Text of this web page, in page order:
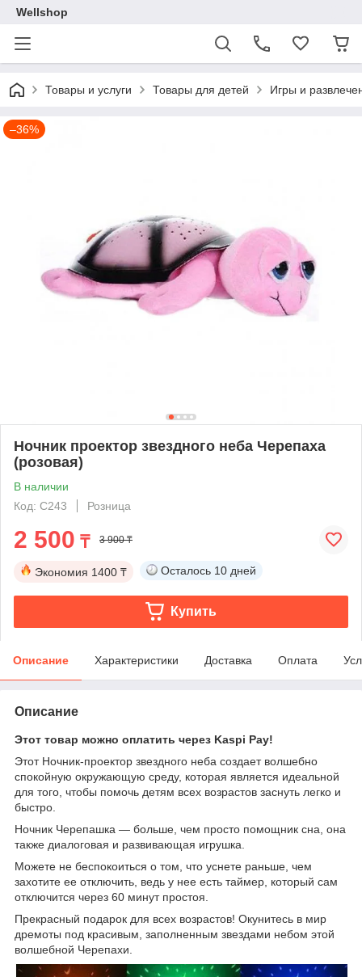
Wellshop
Товары и услуги Товары для детей Игры и
–36%
Ночник проектор звездного неба Черепаха
(розовая)
В наличии
Код: C243
Розница
2 500 ₸ 3 900 ₸
Экономия 1400 ₸ Осталось 10 дней
Купить
Описание Характеристики Доставка Оплата
Описание
Этот товар можно оплатить через Kaspi Pay!
Этот Ночник-проектор звездного неба создает волшебно
спокойную окружающую среду, которая является идеальной
для того, чтобы помочь детям всех возрастов заснуть легко и
быстро.
Ночник Черепашка — больше, чем просто помощник сна, она
также диалоговая и развивающая игрушка.
Можете не беспокоиться о том, что уснете раньше, чем
захотите ее отключить, ведь у нее есть таймер, который сам
отключится через 60 минут простоя.
Прекрасный подарок для всех возрастов! Окунитесь в мир
дремоты под красивым, заполненным звездами небом этой
волшебной Черепахи.